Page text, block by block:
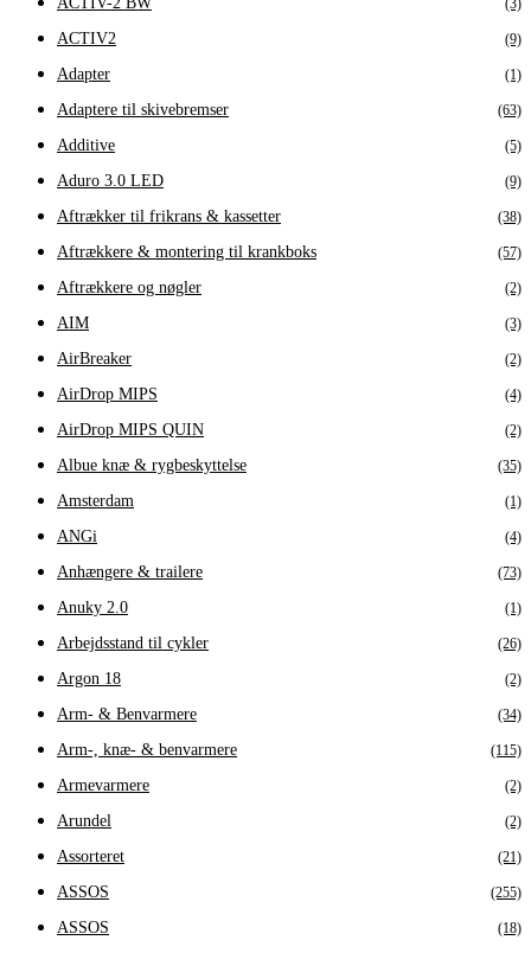
(3)
ACTIV2 (9)
Adapter (1)
Adaptere til skivebremser (63)
Additive (5)
Aduro 3.0 LED (9)
Aftrækker til frikrans & kassetter (38)
Aftrækkere & montering til krankboks (57)
Aftrækkere og nøgler (2)
AIM (3)
AirBreaker (2)
AirDrop MIPS (4)
AirDrop MIPS QUIN (2)
Albue knæ & rygbeskyttelse (35)
Amsterdam (1)
ANGi (4)
Anhængere & trailere (73)
Anuky 2.0 (1)
Arbejdsstand til cykler (26)
Argon 18 (2)
Arm- & Benvarmere (34)
Arm-, knæ- & benvarmere (115)
Armevarmere (2)
Arundel (2)
Assorteret (21)
ASSOS (255)
ASSOS (18)